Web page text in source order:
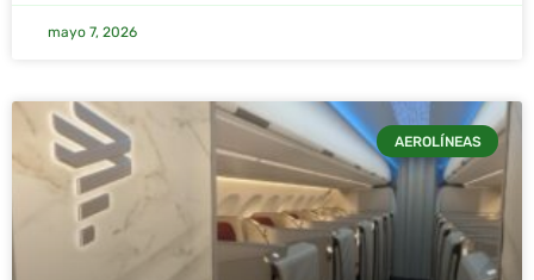
mayo 7, 2026
AEROLÍNEAS